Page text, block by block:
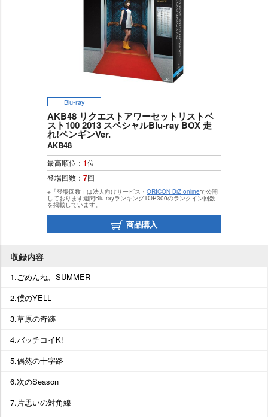
Blu-ray
AKB48 リクエストアワーセットリストベ
スト100 2013 スペシャルBlu-ray BOX 走
れ!ペンギンVer.
AKB48
最高順位： 1位
登場回数： 7回
※「登場回数」は法人向けサービス・ ORICON BiZ onlineで公開
しております週間Blu-rayランキングTOP300のランクイン回数
を掲載しています。
商品購入
収録内容
1.ごめんね、SUMMER
2.僕のYELL
3.草原の奇跡
4.バッチコイK!
5.偶然の十字路
6.次のSeason
7.片思いの対角線